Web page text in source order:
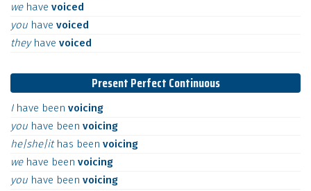
we have voiced
you have voiced
they have voiced
Present Perfect Continuous
I have been voicing
you have been voicing
he|she|it has been voicing
we have been voicing
you have been voicing